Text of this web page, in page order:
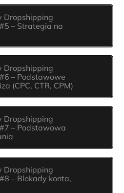
Dropshipping
– Strategia na
Dropshipping
– Podstawowe
(CPC, CTR, CPM)
Dropshipping
– Podstawowa
Dropshipping
– Blokady konta,